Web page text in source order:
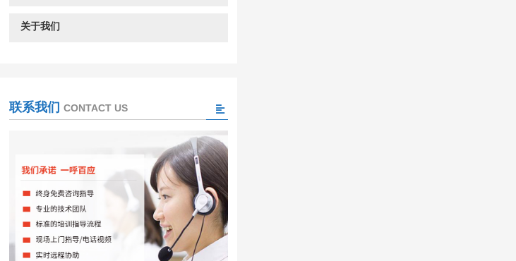
关于我们
联系我们 CONTACT US